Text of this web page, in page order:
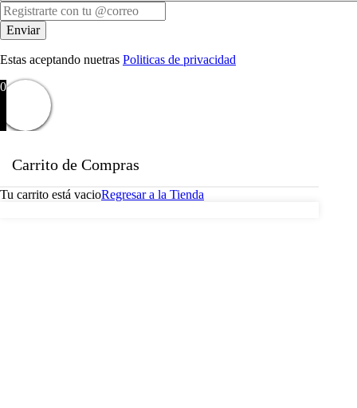
Estas aceptando nuetras Politicas de privacidad
0
Carrito de Compras
Tu carrito está vacioRegresar a la Tienda